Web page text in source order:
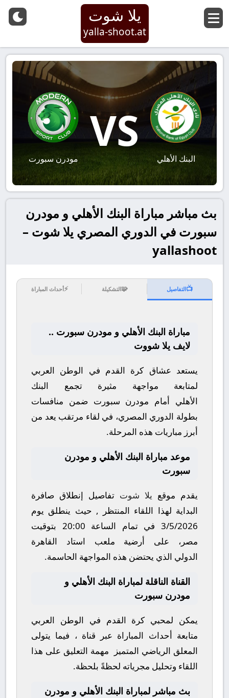
يلا شوت
yalla-shoot.at
البنك الأهلي
VS
مودرن سبورت
بث مباشر مباراة البنك الأهلي و مودرن
سبورت في الدوري المصري يلا شوت –
yallashoot
📺التفاصيل 🧩التشكيلة ⚡أحداث المباراة
مباراة البنك الأهلي و مودرن سبورت ..
لايف يلا شووت
يستعد عشاق كرة القدم في الوطن العربي
لمتابعة مواجهة مثيرة تجمع البنك
الأهلي أمام مودرن سبورت ضمن منافسات
بطولة الدوري المصري، في لقاء مرتقب يعد من
أبرز مباريات هذه المرحلة.
موعد مباراة البنك الأهلي و مودرن
سبورت
يقدم موقع يلا شوت تفاصيل إنطلاق صافرة
البداية لهذا اللقاء المنتظر , حيث ينطلق يوم
3/5/2026في تمام الساعة 20:00 بتوقيت
مصر، على أرضية ملعب استاد القاهرة
الدولي الذي يحتضن هذه المواجهة الحاسمة.
القناة الناقلة لمباراة البنك الأهلي و
مودرن سبورت
يمكن لمحبي كرة القدم في الوطن العربي
متابعة أحداث المباراة عبر قناة، فيما يتولى
المعلق الرياضي المتميز
مهمة التعليق على هذا
اللقاء وتحليل مجرياته لحظةً بلحظة.
بث مباشر لمباراة البنك الأهلي و مودرن